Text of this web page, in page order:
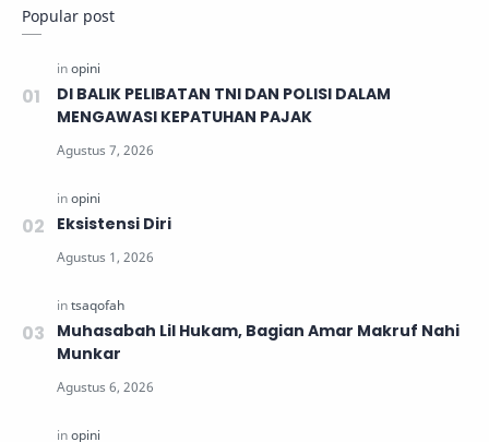
Popular post
DI BALIK PELIBATAN TNI DAN POLISI DALAM
MENGAWASI KEPATUHAN PAJAK
Eksistensi Diri
Muhasabah Lil Hukam, Bagian Amar Makruf Nahi
Munkar